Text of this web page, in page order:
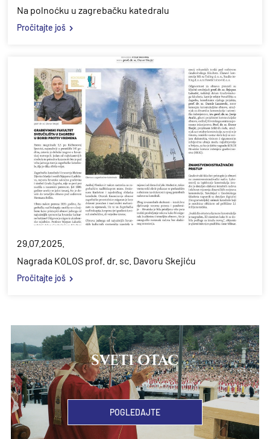
Na polnoćku u zagrebačku katedralu
Pročitajte još
29.07.2025.
Nagrada KOLOS prof. dr. sc. Davoru Skejiću
Pročitajte još
SVETI OTAC
POGLEDAJTE